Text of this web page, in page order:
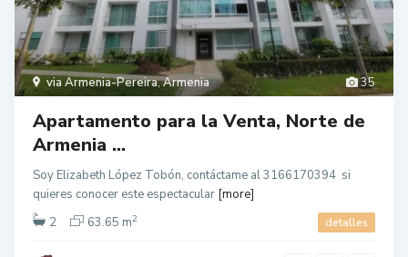
35
via Armenia-Pereira,Armenia
Apartamento para la Venta, Norte de
Armenia ...
Soy Elizabeth López Tobón, contáctame al 3166170394 si
quieres conocer este espectacular [more]
2
63.65 m2 detalles